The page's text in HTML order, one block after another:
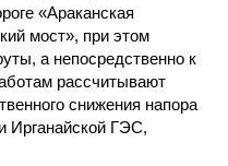
«Араканская
мост», при этом
а непосредственно к
рассчитывают
снижения напора
Ирганайской ГЭС,